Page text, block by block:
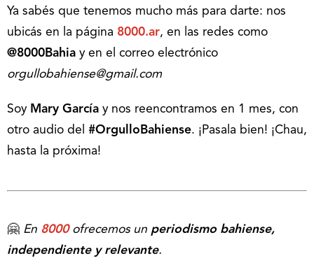
Ya sabés que tenemos mucho más para darte: nos
ubicás en la página 8000.ar, en las redes como
@8000Bahia y en el correo electrónico
orgullobahiense@gmail.com
Soy Mary García y nos reencontramos en 1 mes, con
otro audio del #OrgulloBahiense. ¡Pasala bien! ¡Chau,
hasta la próxima!
🤗 En 8000ofrecemos un periodismo bahiense,
independiente y relevante.